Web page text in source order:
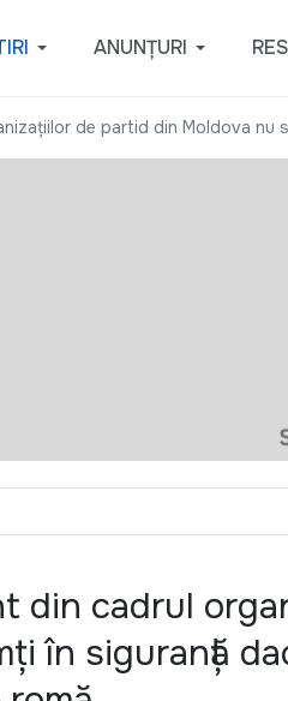
ANUNȚURI
de partid din Moldova nu
din cadrul
în siguranță